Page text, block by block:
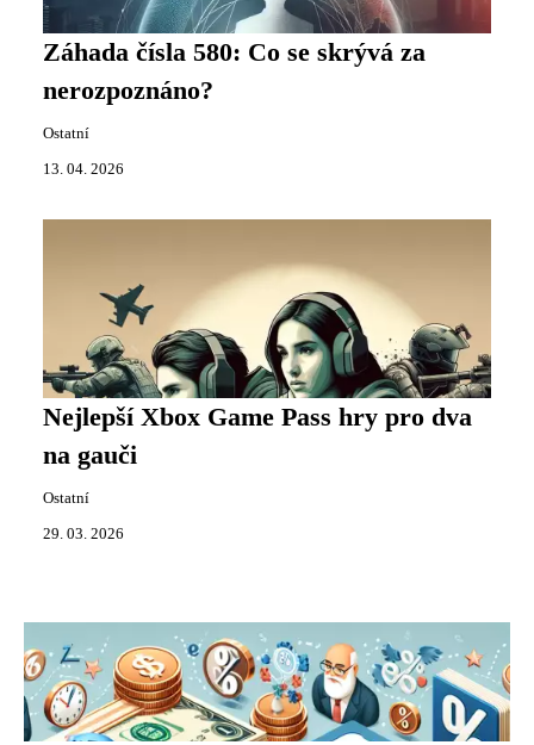
Záhada čísla 580: Co se skrývá za
nerozpoznáno?
Ostatní
13. 04. 2026
Nejlepší Xbox Game Pass hry pro dva
na gauči
Ostatní
29. 03. 2026